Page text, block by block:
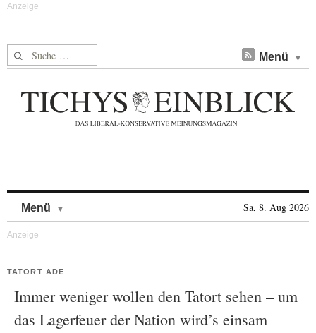
Suche nach: Menü
Menü Sa, 8. Aug 2026
TATORT ADE
Immer weniger wollen den Tatort sehen – um
das Lagerfeuer der Nation wird’s einsam